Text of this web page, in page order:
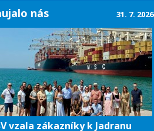
nás
vzala zákazníky k Jadranu
31. 7. 2026